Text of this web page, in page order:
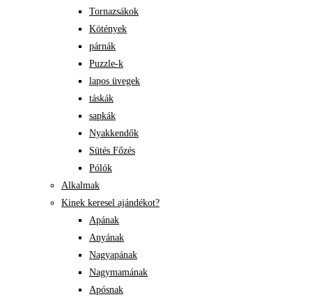
Tornazsákok
Kötények
párnák
Puzzle-k
lapos üvegek
táskák
sapkák
Nyakkendők
Sütés Főzés
Pólók
Alkalmak
Kinek keresel ajándékot?
Apának
Anyának
Nagyapának
Nagymamának
Apósnak